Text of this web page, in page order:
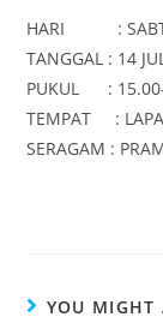
HARI :
TANGGAL : 14
PUKUL :
TEMPAT :
SERAGAM :
YOU MIGHT